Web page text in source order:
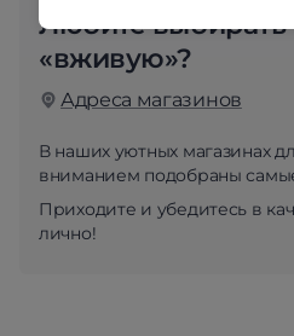
Любите выбирать
«вживую»?
Адреса магазинов
В наших уютных магазинах
вниманием подобраны
Приходите и убедитесь в
лично!